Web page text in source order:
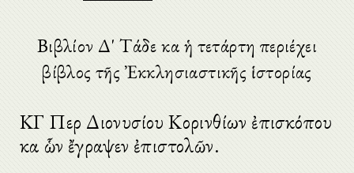
Βιβλίον Δʹ Τάδε καὶ ἡ τετάρτη περιέχει
βίβλος τῆς Ἐκκλησιαστικῆς ἱστορίας
ΚΓ Περὶ Διονυσίου Κορινθίων ἐπισκόπου
καὶ ὧν ἔγραψεν ἐπιστολῶν.